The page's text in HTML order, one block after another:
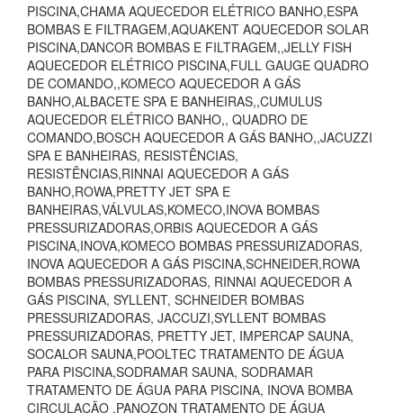
PISCINA,CHAMA AQUECEDOR ELÉTRICO BANHO,ESPA
BOMBAS E FILTRAGEM,AQUAKENT AQUECEDOR SOLAR
PISCINA,DANCOR BOMBAS E FILTRAGEM,,JELLY FISH
AQUECEDOR ELÉTRICO PISCINA,FULL GAUGE QUADRO
DE COMANDO,,KOMECO AQUECEDOR A GÁS
BANHO,ALBACETE SPA E BANHEIRAS,,CUMULUS
AQUECEDOR ELÉTRICO BANHO,, QUADRO DE
COMANDO,BOSCH AQUECEDOR A GÁS BANHO,,JACUZZI
SPA E BANHEIRAS, RESISTÊNCIAS,
RESISTÊNCIAS,RINNAI AQUECEDOR A GÁS
BANHO,ROWA,PRETTY JET SPA E
BANHEIRAS,VÁLVULAS,KOMECO,INOVA BOMBAS
PRESSURIZADORAS,ORBIS AQUECEDOR A GÁS
PISCINA,INOVA,KOMECO BOMBAS PRESSURIZADORAS,
INOVA AQUECEDOR A GÁS PISCINA,SCHNEIDER,ROWA
BOMBAS PRESSURIZADORAS, RINNAI AQUECEDOR A
GÁS PISCINA, SYLLENT, SCHNEIDER BOMBAS
PRESSURIZADORAS, JACCUZI,SYLLENT BOMBAS
PRESSURIZADORAS, PRETTY JET, IMPERCAP SAUNA,
SOCALOR SAUNA,POOLTEC TRATAMENTO DE ÁGUA
PARA PISCINA,SODRAMAR SAUNA, SODRAMAR
TRATAMENTO DE ÁGUA PARA PISCINA, INOVA BOMBA
CIRCULAÇÃO ,PANOZON TRATAMENTO DE ÁGUA